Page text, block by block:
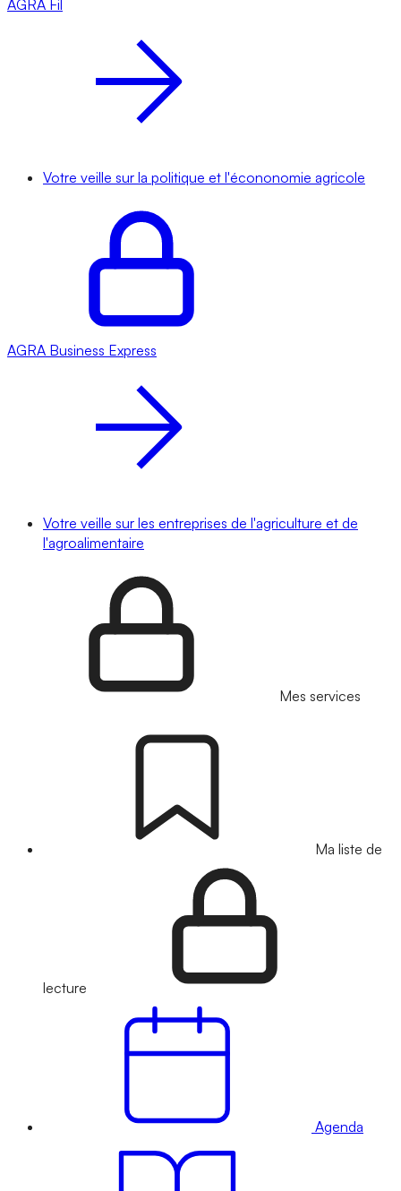
AGRA Fil
Votre veille sur la politique et l'écononomie agricole
AGRA Business Express
Votre veille sur les entreprises de l'agriculture et de
l'agroalimentaire
Mes services
Ma liste de
lecture
Agenda